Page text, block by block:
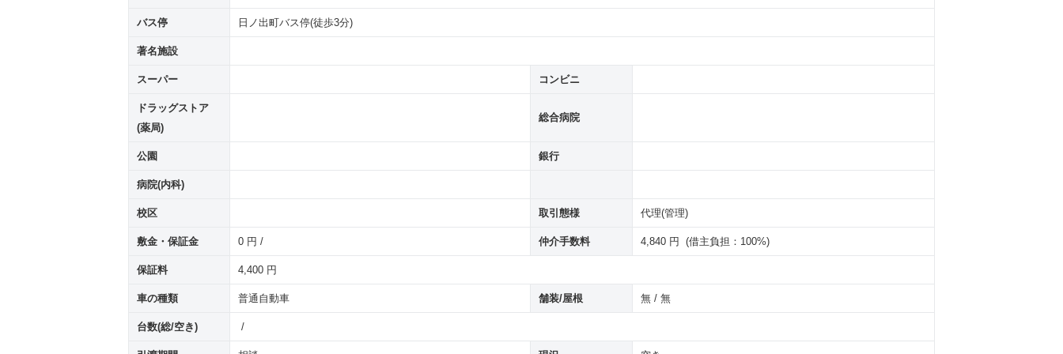
バス停 日ノ出町バス停(徒歩3分)
著名施設
スーパー コンビニ
ドラッグストア
(薬局)
総合病院
公園 銀行
病院(内科)
校区 取引態様 代理(管理)
敷金・保証金 0 円 / 仲介手数料 4,840 円 (借主負担：100%)
保証料 4,400 円
車の種類 普通自動車 舗装/屋根 無 / 無
台数(総/空き) /